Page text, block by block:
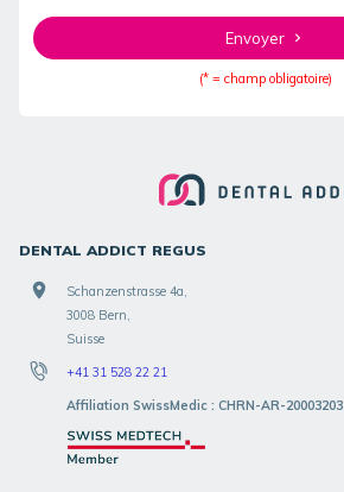
Envoyer
(* = champ obligatoire)
DENTAL ADDICT REGUS
Schanzenstrasse 4a,
3008 Bern,
Suisse
+41 31 528 22 21
Affiliation SwissMedic : CHRN-AR-20003203